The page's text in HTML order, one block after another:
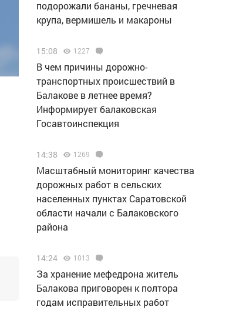
подорожали бананы, гречневая
крупа, вермишель и макароны
15:08 1227
В чем причины дорожно-
транспортных происшествий в
Балакове в летнее время?
Информирует балаковская
Госавтоинспекция
14:38 1269
Масштабный мониторинг качества
дорожных работ в сельских
населенных пунктах Саратовской
области начали с Балаковского
района
14:24 1013
За хранение мефедрона житель
Балакова приговорен к полтора
годам исправительных работ